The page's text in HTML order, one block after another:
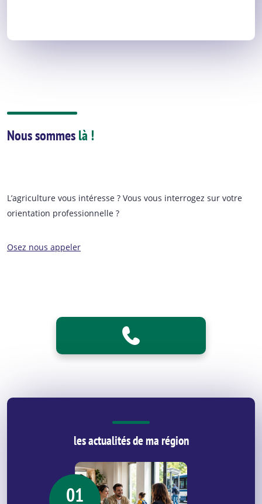
Nous sommeslà !
L’agriculture vous intéresse ? Vous vous interrogez sur votre
orientation professionnelle ?
Osez nous appeler
les actualités de ma région
01